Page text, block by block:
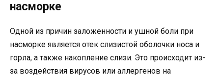
насморке
Одной из причин заложенности и ушной боли при
насморке является отек слизистой оболочки носа и
горла, а также накопление слизи. Это происходит из-
за воздействия вирусов или аллергенов на